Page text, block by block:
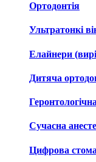
Ортодонтія
Ультратонкі
Елайнери
Дитяча
Сучасна
Цифрова